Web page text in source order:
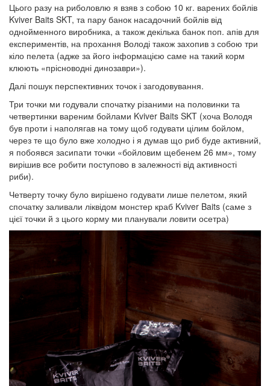
Цього разу на риболовлю я взяв з собою 10 кг. варених бойлів
Kviver Baits SKT, та пару банок насадочний бойлів від
однойменного виробника, а також декілька банок поп. апів для
експериментів, на прохання Володі також захопив з собою три
кіло пелета (адже за його інформацією саме на такий корм
клюють «прісноводні динозаври»).
Далі пошук перспективних точок і загодовування.
Три точки ми годували спочатку різаними на половинки та
четвертинки вареним бойлами Kviver Baits SKT (хоча Володя
був проти і наполягав на тому щоб годувати цілим бойлом,
через те що було вже холодно і я думав що риб буде активний,
я побоявся засипати точки «бойловим щебенем 26 мм», тому
вирішив все робити поступово в залежності від активності
риби).
Четверту точку було вирішено годувати лише пелетом, який
спочатку заливали ліквідом монстер краб Kviver Baits (саме з
цієї точки й з цього корму ми планували ловити осетра)